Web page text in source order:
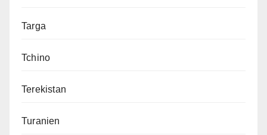
Targa
Tchino
Terekistan
Turanien